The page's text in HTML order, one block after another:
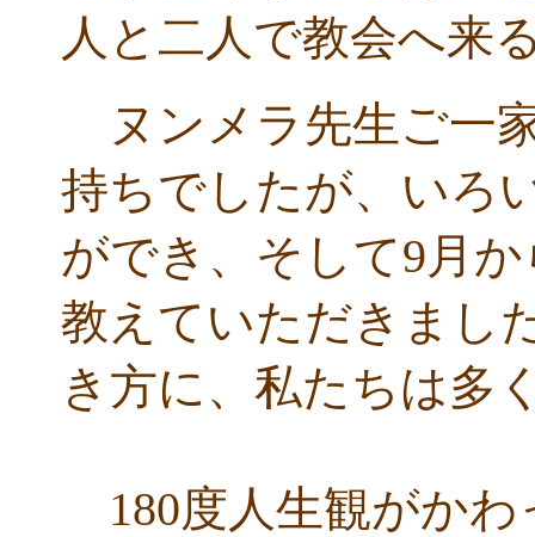
人と二人で教会へ来
ヌンメラ先生ご一
持ちでしたが、いろ
ができ、そして9月
教えていただきまし
き方に、私たちは多
180度人生観がかわ